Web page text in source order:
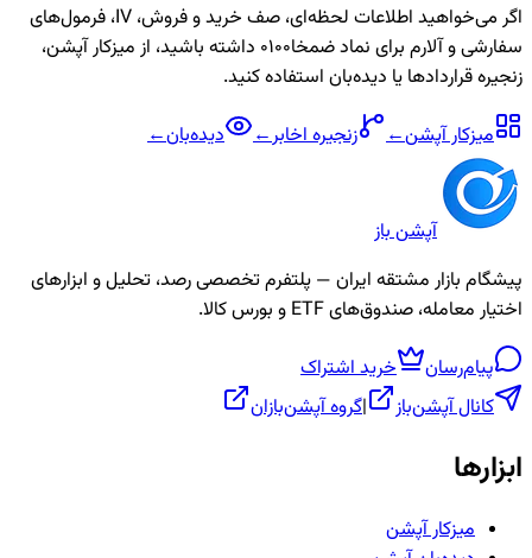
اگر می‌خواهید اطلاعات لحظه‌ای، صف خرید و فروش، IV، فرمول‌های
سفارشی و آلارم برای نمادضمخا0100
داشته باشید، از میزکار آپشن،
زنجیره قراردادها یا دیده‌بان استفاده کنید.
میزکار آپشن← زنجیرهاخابر← دیده‌بان←
آپشن باز
پیشگام بازار مشتقه ایران — پلتفرم تخصصی رصد، تحلیل و ابزارهای
اختیار معامله، صندوق‌های ETF و بورس کالا.
پیام‌رسان
خرید اشتراک
کانال آپشن‌باز
|گروه آپشن‌بازان
ابزارها
میزکار آپشن